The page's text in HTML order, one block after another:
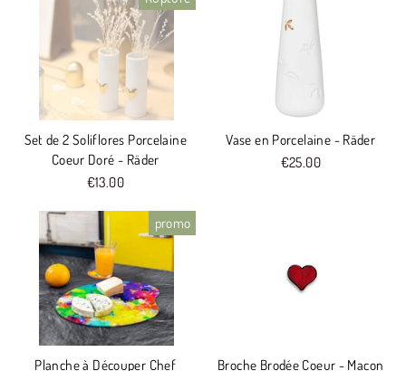
Set de 2 Soliflores Porcelaine
Coeur Doré - Räder
€13.00
Vase en Porcelaine - Räder
€25.00
promo
Planche à Découper Chef Broche Brodée Coeur - Macon